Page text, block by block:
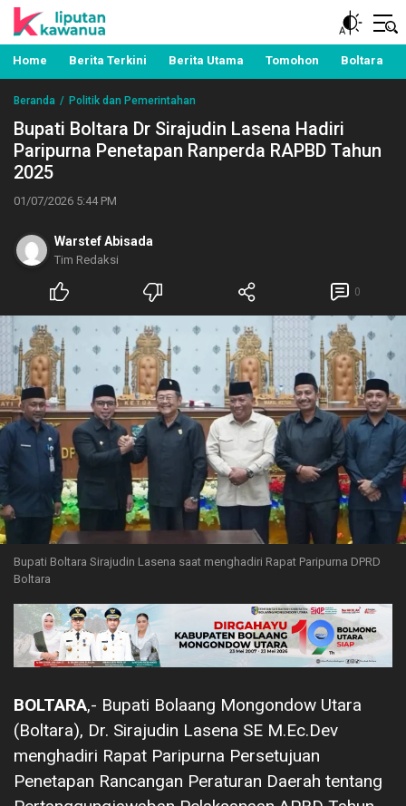
Liputan Kawanua
Berita Manado, Sulawesi Utara, Kawanua, Politik,
Pemerintahan, Hukum Kriminal dan Nasional
Home Berita Terkini Berita Utama Tomohon Boltara
Beranda Politik dan Pemerintahan
Bupati Boltara Dr Sirajudin Lasena Hadiri
Paripurna Penetapan Ranperda RAPBD Tahun
2025
01/07/2026 5:44 PM
Warstef Abisada
Tim Redaksi
0
Bupati Boltara Sirajudin Lasena saat menghadiri Rapat Paripurna DPRD
Boltara
BOLTARA,- Bupati Bolaang Mongondow Utara
(Boltara), Dr. Sirajudin Lasena SE M.Ec.Dev
menghadiri Rapat Paripurna Persetujuan
Penetapan Rancangan Peraturan Daerah tentang